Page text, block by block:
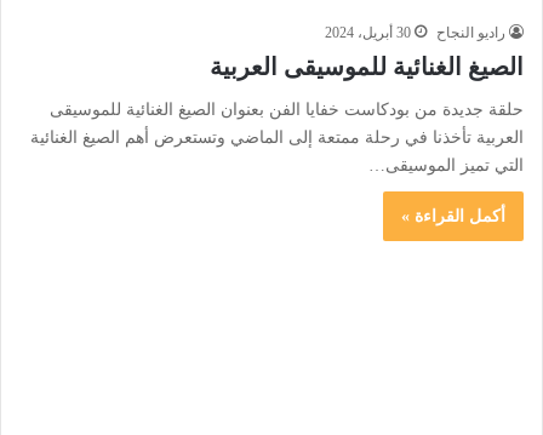
راديو النجاح 30 أبريل، 2024
الصيغ الغنائية للموسيقى العربية
حلقة جديدة من بودكاست خفايا الفن بعنوان الصيغ الغنائية للموسيقى
العربية تأخذنا في رحلة ممتعة إلى الماضي وتستعرض أهم الصيغ الغنائية
التي تميز الموسيقى…
أكمل القراءة »